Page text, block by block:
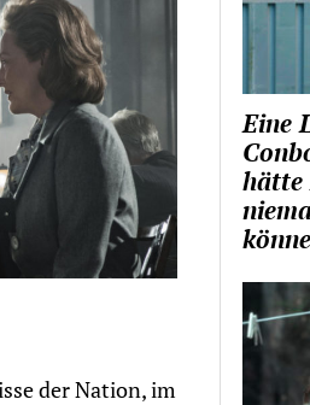
der Nation, im
Eine
hätte